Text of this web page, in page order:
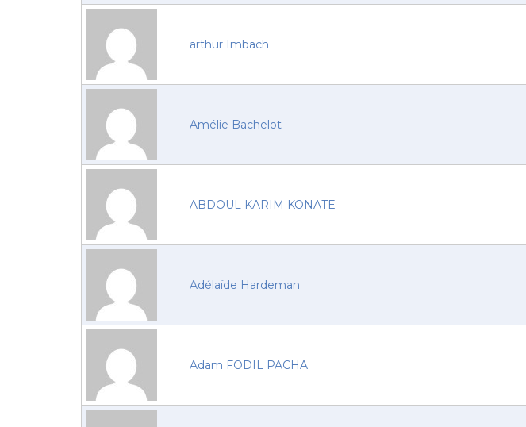
arthur Imbach
Amélie Bachelot
ABDOUL KARIM KONATE
Adélaïde Hardeman
Adam FODIL PACHA